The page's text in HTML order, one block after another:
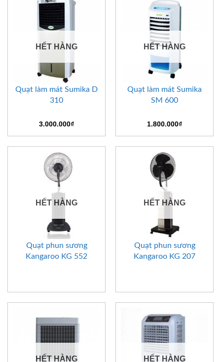
HẾT HÀNG
Quạt làm mát Sumika D
310
3.000.000₫
HẾT HÀNG
Quạt làm mát Sumika
SM 600
1.800.000₫
HẾT HÀNG
Quạt phun sương
Kangaroo KG 552
HẾT HÀNG
Quạt phun sương
Kangaroo KG 207
HẾT HÀNG HẾT HÀNG